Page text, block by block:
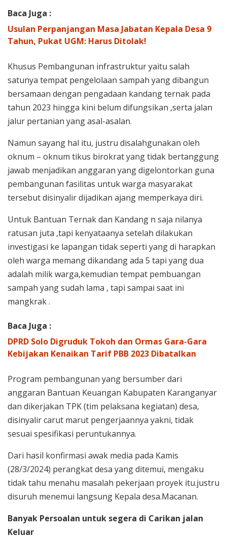
Baca Juga :
Usulan Perpanjangan Masa Jabatan Kepala Desa 9
Tahun, Pukat UGM: Harus Ditolak!
Khusus Pembangunan infrastruktur yaitu salah
satunya tempat pengelolaan sampah yang dibangun
bersamaan dengan pengadaan kandang ternak pada
tahun 2023 hingga kini belum difungsikan ,serta jalan
jalur pertanian yang asal-asalan.
Namun sayang hal itu, justru disalahgunakan oleh
oknum – oknum tikus birokrat yang tidak bertanggung
jawab menjadikan anggaran yang digelontorkan guna
pembangunan fasilitas untuk warga masyarakat
tersebut disinyalir dijadikan ajang memperkaya diri.
Untuk Bantuan Ternak dan Kandang n saja nilanya
ratusan juta ,tapi kenyataanya setelah dilakukan
investigasi ke lapangan tidak seperti yang di harapkan
oleh warga memang dikandang ada 5 tapi yang dua
adalah milik warga,kemudian tempat pembuangan
sampah yang sudah lama , tapi sampai saat ini
mangkrak .
Baca Juga :
DPRD Solo Digruduk Tokoh dan Ormas Gara-Gara
Kebijakan Kenaikan Tarif PBB 2023 Dibatalkan
Program pembangunan yang bersumber dari
anggaran Bantuan Keuangan Kabupaten Karanganyar
dan dikerjakan TPK (tim pelaksana kegiatan) desa,
disinyalir carut marut pengerjaannya yakni, tidak
sesuai spesifikasi peruntukannya.
Dari hasil konfirmasi awak media pada Kamis
(28/3/2024) perangkat desa yang ditemui, mengaku
tidak tahu menahu masalah pekerjaan proyek itu.justru
disuruh menemui langsung Kepala desa.Macanan.
Banyak Persoalan untuk segera di Carikan jalan
Keluar